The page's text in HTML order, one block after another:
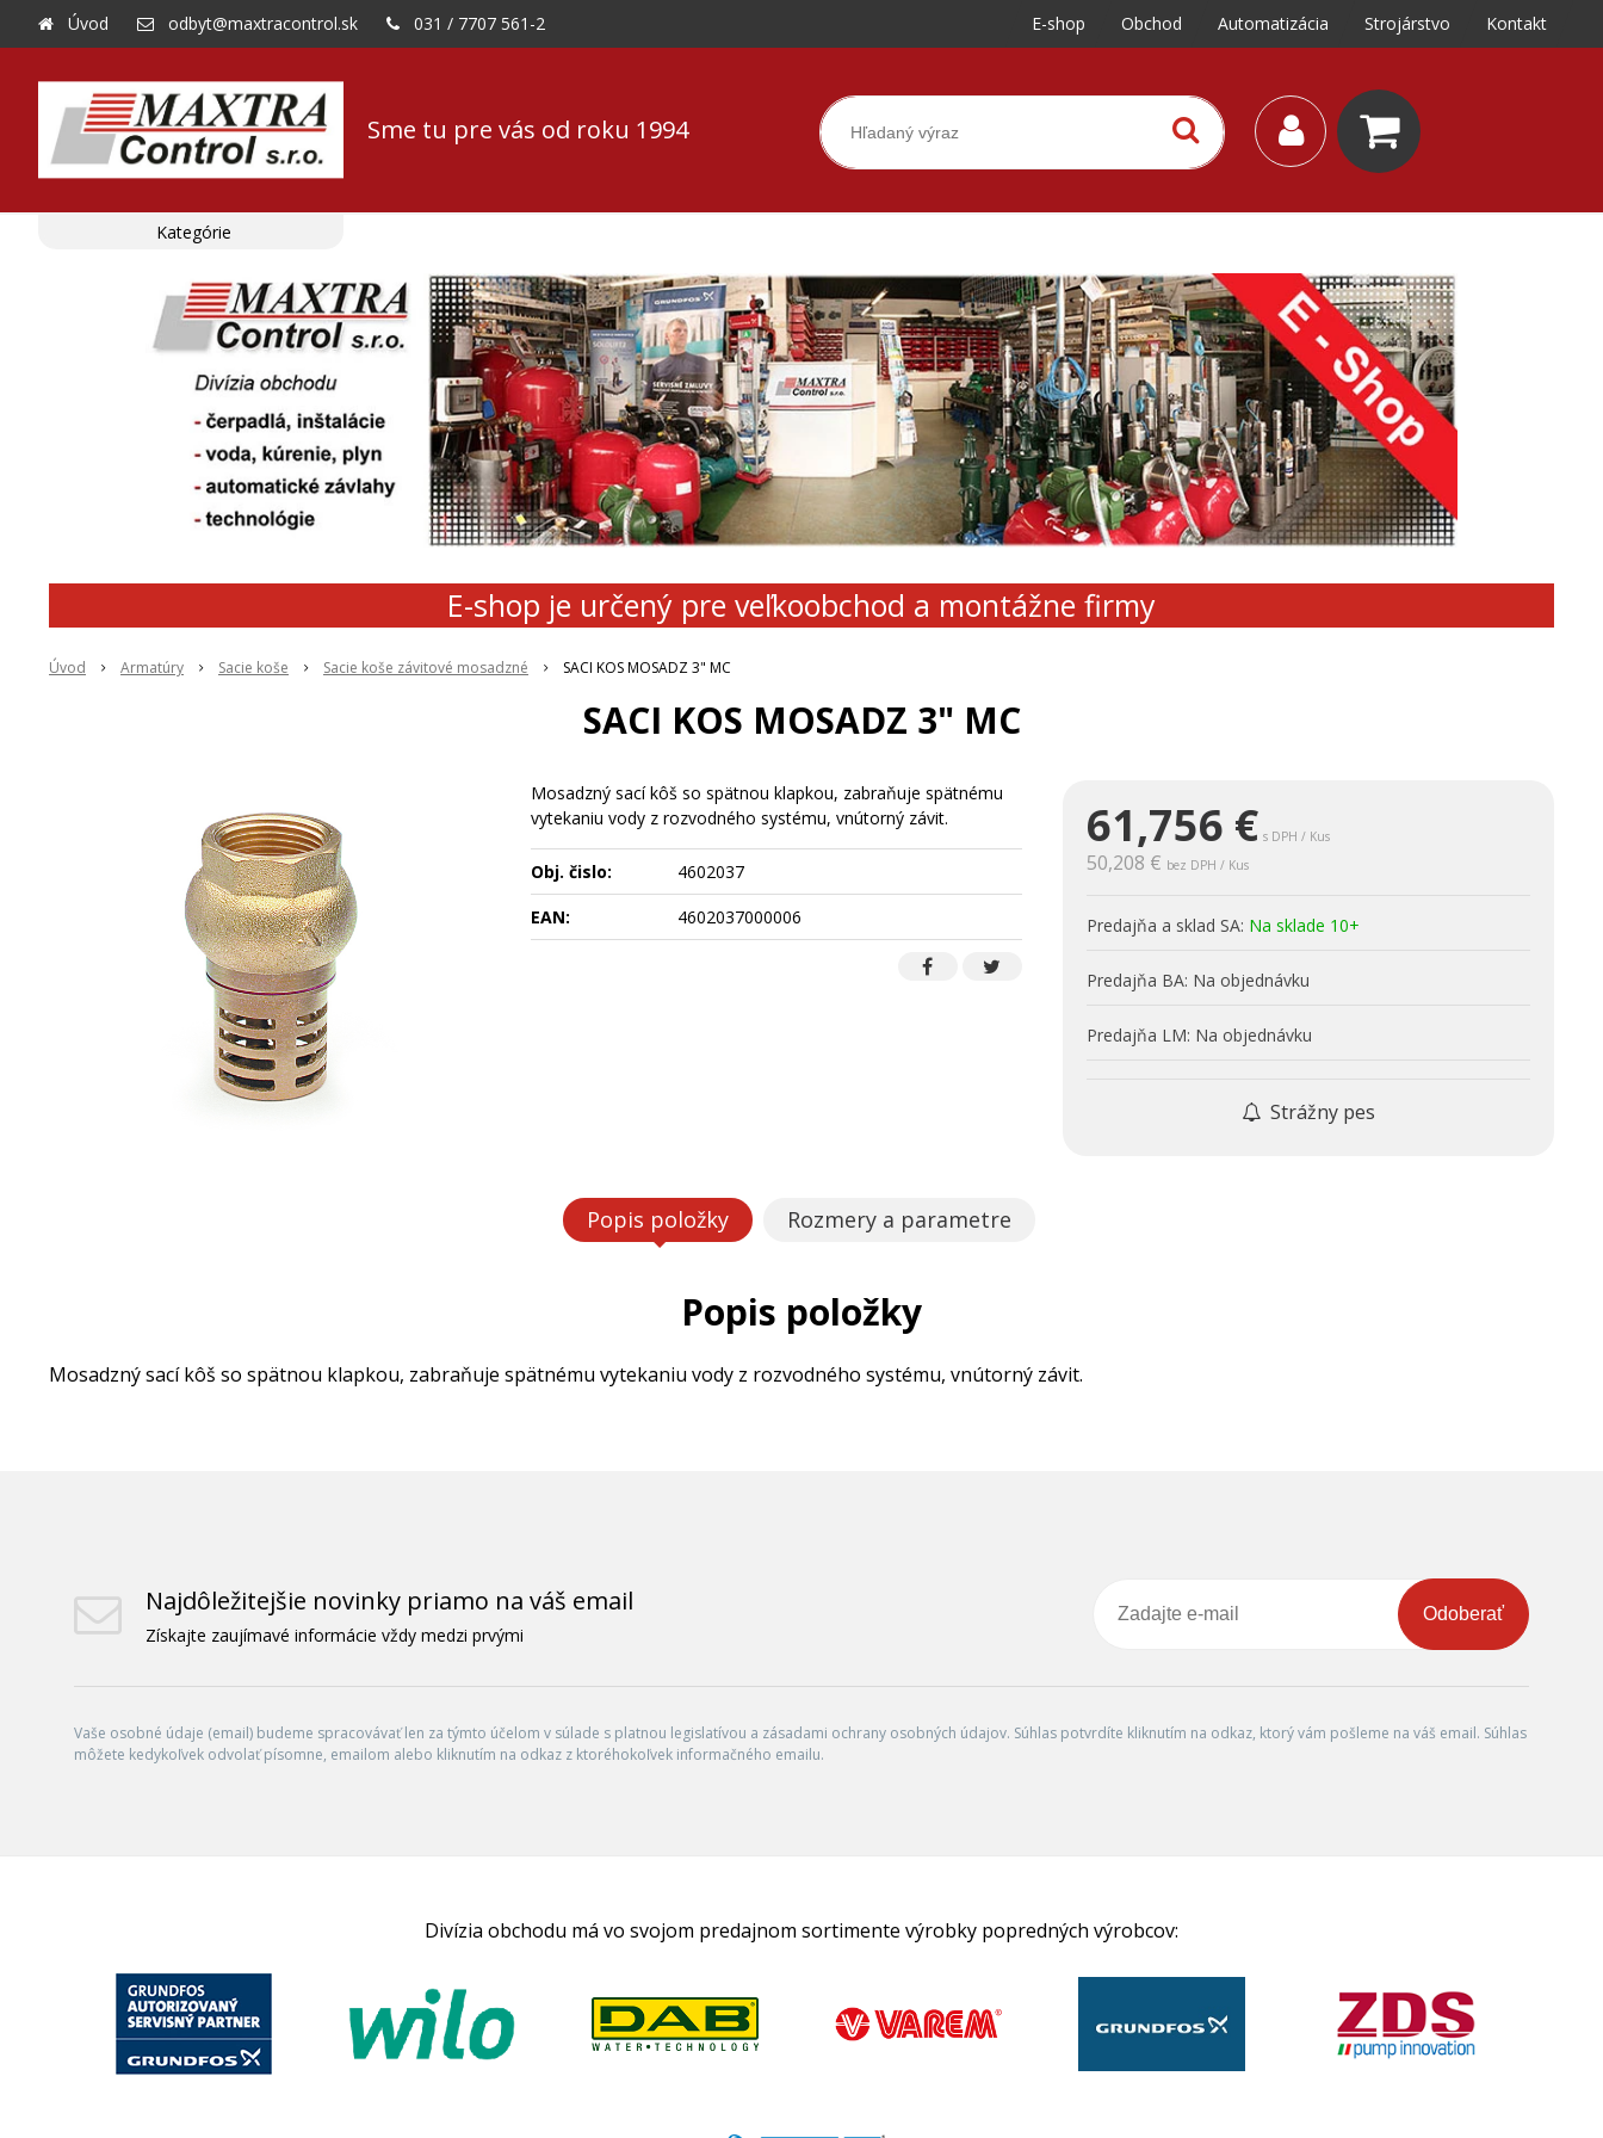
Sme tu pre vás od roku 1994
Úvod odbyt@maxtracontrol.sk 031 / 7707 561-2 E-shop Obchod Automatizácia Strojárstvo Kontakt
E-shop je určený pre veľkoobchod a montážne firmy
Úvod Armatúry Sacie koše Sacie koše závitové mosadzné SACI KOS MOSADZ 3" MC
SACI KOS MOSADZ 3" MC
61,756 € s DPH / Kus
50,208 € bez DPH / Kus
Predajňa a sklad SA: Na sklade 10+
Predajňa BA: Na objednávku
Predajňa LM: Na objednávku
Strážny pes
Mosadzný sací kôš so spätnou klapkou, zabraňuje spätnému
vytekaniu vody z rozvodného systému, vnútorný závit.
Obj. čislo:
4602037
EAN:
4602037000006
Popis položky Rozmery a parametre
Popis položky
Mosadzný sací kôš so spätnou klapkou, zabraňuje spätnému vytekaniu vody z rozvodného systému, vnútorný závit.
Kategórie
Najdôležitejšie novinky priamo na váš email
Získajte zaujímavé informácie vždy medzi prvými
Odoberať
Vaše osobné údaje (email) budeme spracovávať len za týmto účelom v súlade s platnou legislatívou a zásadami ochrany osobných údajov. Súhlas potvrdíte kliknutím na odkaz, ktorý vám pošleme na váš email. Súhlas
môžete kedykoľvek odvolať písomne, emailom alebo kliknutím na odkaz z ktoréhokoľvek informačného emailu.
Divízia obchodu má vo svojom predajnom sortimente výrobky popredných výrobcov: